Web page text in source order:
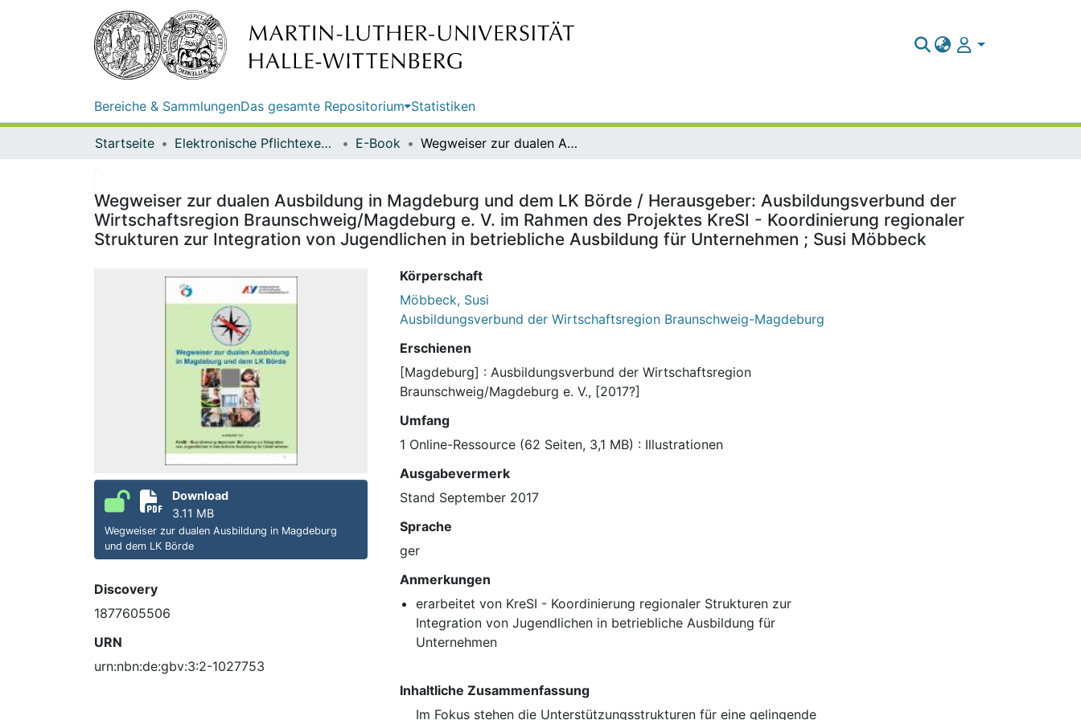
Bereiche & SammlungenDas gesamte Repositorium Statistiken
Startseite Elektronische Pflichtexemplare E-Book Wegweiser zur dualen Ausbildung in Magdeburg und dem LK Börde / Herausgeber: Ausbildungsverbund der Wirtschaftsregion Braunschweig/Magdeburg e. V. im Rahmen des Projektes KreSI - Koordinierung regionaler Strukturen zur Integration von Jugendlichen in betriebliche Ausbildung für Unternehmen ; Susi Möbbeck
Wegweiser zur dualen Ausbildung in Magdeburg und dem LK Börde / Herausgeber: Ausbildungsverbund der
Wirtschaftsregion Braunschweig/Magdeburg e. V. im Rahmen des Projektes KreSI - Koordinierung regionaler
Strukturen zur Integration von Jugendlichen in betriebliche Ausbildung für Unternehmen ; Susi Möbbeck
Download
3.11 MB
Wegweiser zur dualen Ausbildung in Magdeburg
und dem LK Börde
Discovery
1877605506
URN
urn:nbn:de:gbv:3:2-1027753
Körperschaft
Möbbeck, Susi
Ausbildungsverbund der Wirtschaftsregion Braunschweig-Magdeburg
Erschienen
[Magdeburg] : Ausbildungsverbund der Wirtschaftsregion
Braunschweig/Magdeburg e. V., [2017?]
Umfang
1 Online-Ressource (62 Seiten, 3,1 MB) : Illustrationen
Ausgabevermerk
Stand September 2017
Sprache
ger
Anmerkungen
erarbeitet von KreSI - Koordinierung regionaler Strukturen zur
Integration von Jugendlichen in betriebliche Ausbildung für
Unternehmen
Inhaltliche Zusammenfassung
Im Fokus stehen die Unterstützungsstrukturen für eine gelingende